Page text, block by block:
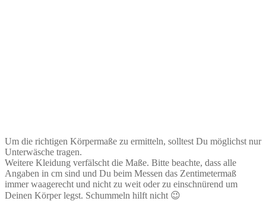
Um die richtigen Körpermaße zu ermitteln, solltest Du möglichst nur
Unterwäsche tragen.
Weitere Kleidung verfälscht die Maße. Bitte beachte, dass alle
Angaben in cm sind und Du beim Messen das Zentimetermaß
immer waagerecht und nicht zu weit oder zu einschnürend um
Deinen Körper legst. Schummeln hilft nicht 😉